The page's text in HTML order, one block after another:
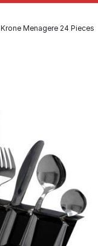
Krone Menagere 24 Pieces